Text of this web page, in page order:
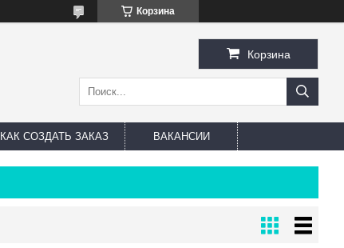
Корзина
Корзина
КАК СОЗДАТЬ ЗАКАЗ ВАКАНСИИ